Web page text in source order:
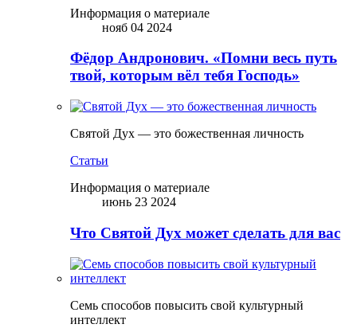
Информация о материале
нояб 04 2024
Фёдор Андронович. «Помни весь путь
твой, которым вёл тебя Господь»
Святой Дух — это божественная личность
Статьи
Информация о материале
июнь 23 2024
Что Святой Дух может сделать для вас
Семь способов повысить свой культурный
интеллект